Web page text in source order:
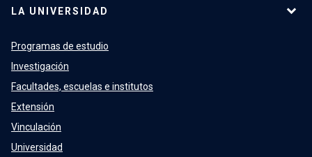
LA UNIVERSIDAD
Programas de estudio
Investigación
Facultades, escuelas e institutos
Extensión
Vinculación
Universidad